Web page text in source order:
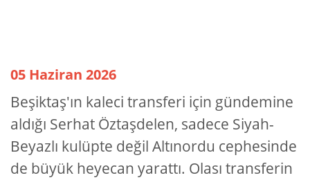
05 Haziran 2026
Beşiktaş'ın kaleci transferi için gündemine
aldığı Serhat Öztaşdelen, sadece Siyah-
Beyazlı kulüpte değil Altınordu cephesinde
de büyük heyecan yarattı. Olası transferin